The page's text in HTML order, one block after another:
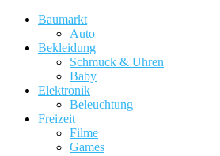
Baumarkt
Auto
Bekleidung
Schmuck & Uhren
Baby
Elektronik
Beleuchtung
Freizeit
Filme
Games